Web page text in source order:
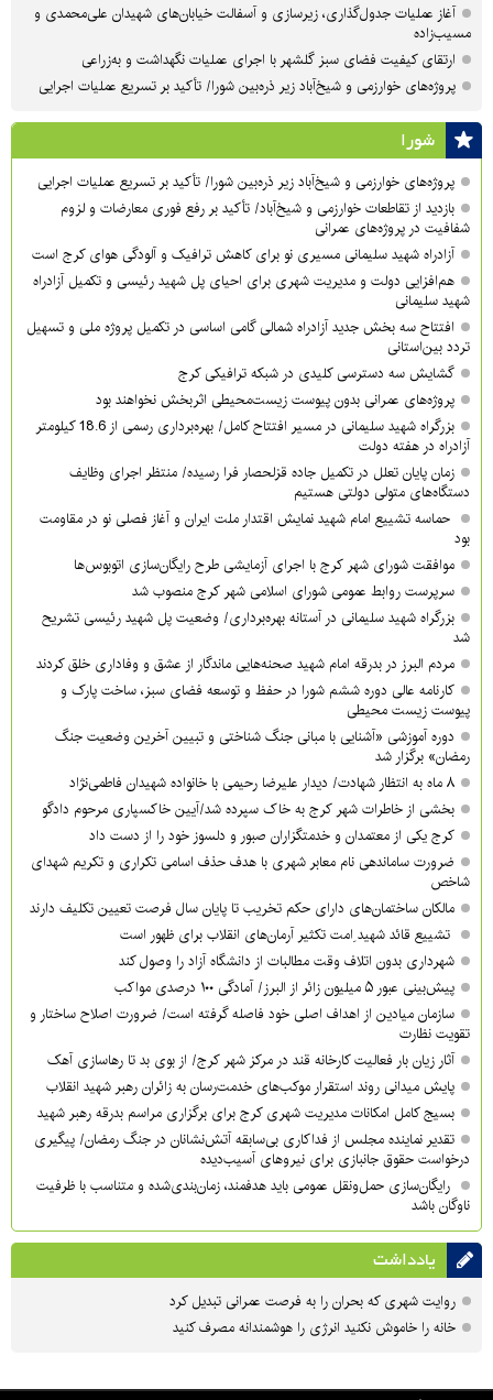
آغاز عملیات جدول‌گذاری، زیرسازی و آسفالت خیابان‌های شهیدان علی‌محمدی و
مسیب‌زاده
ارتقای کیفیت فضای سبز گلشهر با اجرای عملیات نگهداشت و به‌زراعی
پروژه‌های خوارزمی و شیخ‌آباد زیر ذره‌بین شورا/ تأکید بر تسریع عملیات اجرایی
شورا
پروژه‌های خوارزمی و شیخ‌آباد زیر ذره‌بین شورا/ تأکید بر تسریع عملیات اجرایی
بازدید از تقاطعات خوارزمی و شیخ‌آباد/ تأکید بر رفع فوری معارضات و لزوم
شفافیت در پروژه‌های عمرانی
آزادراه شهید سلیمانی مسیری نو برای کاهش ترافیک و آلودگی هوای کرج است
هم‌افزایی دولت و مدیریت شهری برای احیای پل شهید رئیسی و تکمیل آزادراه
شهید سلیمانی
افتتاح سه بخش جدید آزادراه شمالی گامی اساسی در تکمیل پروژه ملی و تسهیل
تردد بین‌استانی
گشایش سه دسترسی کلیدی در شبکه ترافیکی کرج
پروژه‌های عمرانی بدون پیوست زیست‌محیطی اثربخش نخواهند بود
بزرگراه شهید سلیمانی در مسیر افتتاح کامل/ بهره‌برداری رسمی از 18.6 کیلومتر
آزادراه در هفته دولت
زمان پایان تعلل در تکمیل جاده قزلحصار فرا رسیده/ منتظر اجرای وظایف
دستگاه‌های متولی دولتی هستیم
حماسه تشییع امام شهید نمایش اقتدار ملت ایران و آغاز فصلی نو در مقاومت
بود
موافقت شورای شهر کرج با اجرای آزمایشی طرح رایگان‌سازی اتوبوس‌ها
سرپرست روابط عمومی شورای اسلامی شهر کرج منصوب شد
بزرگراه شهید سلیمانی در آستانه بهره‌برداری/ وضعیت پل شهید رئیسی تشریح
شد
مردم البرز در بدرقه امام شهید صحنه‌هایی ماندگار از عشق و وفاداری خلق کردند
کارنامه عالی دوره ششم شورا در حفظ و توسعه فضای سبز، ساخت پارک و
پیوست زیست محیطی
دوره آموزشی «آشنایی با مبانی جنگ شناختی و تبیین آخرین وضعیت جنگ
رمضان» برگزار شد
۸ ماه به انتظار شهادت/ دیدار علیرضا رحیمی با خانواده شهیدان فاطمی‌نژاد
بخشی از خاطرات شهر کرج به خاک سپرده شد/آیین خاکسپاری مرحوم دادگو
کرج یکی از معتمدان و خدمتگزاران صبور و دلسوز خود را از دست داد
ضرورت ساماندهی نام‌ معابر شهری با هدف حذف اسامی تکراری و تکریم شهدای
شاخص
مالکان ساختمان‌های دارای حکم تخریب تا پایان سال فرصت تعیین تکلیف دارند
تشییع قائد شهید ِامت تکثیر آرمان‌های انقلاب برای ظهور است
شهرداری بدون اتلاف وقت مطالبات از دانشگاه آزاد را وصول کند
پیش‌بینی عبور ۵ میلیون زائر از البرز/ آمادگی ۱۰۰ درصدی مواکب
سازمان میادین از اهداف اصلی خود فاصله گرفته است/ ضرورت اصلاح ساختار و
تقویت نظارت
آثار زیان بار فعالیت کارخانه قند در مرکز شهر کرج/ از بوی بد تا رهاسازی آهک
پایش میدانی روند استقرار موکب‌های خدمت‌رسان به زائران رهبر شهید انقلاب
بسیج کامل امکانات مدیریت شهری کرج برای برگزاری مراسم بدرقه رهبر شهید
تقدیر نماینده مجلس از فداکاری بی‌سابقه آتش‌نشانان در جنگ رمضان/ پیگیری
درخواست حقوق جانبازی برای نیروهای آسیب‌دیده
رایگان‌سازی حمل‌ونقل عمومی باید هدفمند، زمان‌بندی‌شده و متناسب با ظرفیت
ناوگان باشد
یادداشت
روایت شهری که بحران را به فرصت عمرانی تبدیل کرد
خانه را خاموش نکنید انرژی را هوشمندانه مصرف کنید